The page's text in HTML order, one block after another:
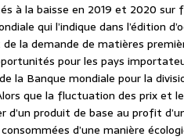
à la baisse en 2019 et 2020 sur
qui l’indique dans l’édition
la demande de matières
pour les pays
la Banque mondiale pour la
que la fluctuation des prix et
produit de base au profit
d’une manière